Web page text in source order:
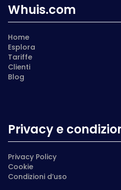
Whuis.com
Home
Esplora
Tariffe
Clienti
Blog
Privacy e
Privacy Policy
Cookie
Condizioni d’uso